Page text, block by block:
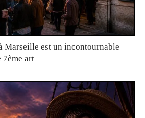
Marseille est un incontournable
7ème art